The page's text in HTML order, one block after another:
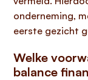
onderneming,
eerste gezicht
Welke
balance